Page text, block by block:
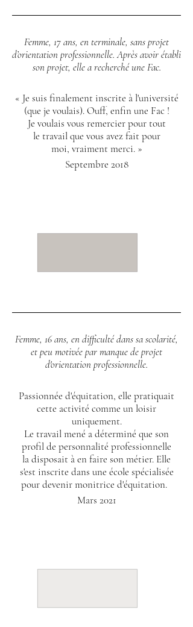
Femme, 17 ans, en terminale, sans projet
d’orientation professionnelle. Après avoir établi
son projet, elle a recherché une Fac.
« Je suis finalement inscrite à l'université
(que je voulais).Ouff, enfin une Fac !
Je voulais vous remercier pour tout
le travailque vous avez fait pour
moi, vraiment merci. »
Septembre 2018
Femme, 16 ans, en difficulté dans sa scolarité,
et peu motivée par manque de projet
d'orientation professionnelle.
Passionnée d'équitation, elle pratiquait
cette activité comme un loisir
uniquement.
Le travail mené a déterminé que son
profilde personnalité professionnelle
ladisposait à en faire son métier. Elle
s'est inscrite dans une école spécialisée
pour devenir monitrice d'équitation.
Mars 2021